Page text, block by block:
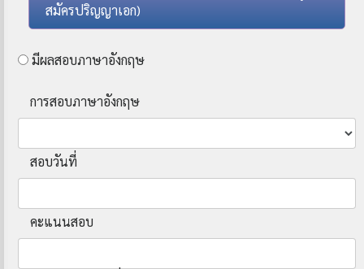
สมัครปริญญาเอก)
มีผลสอบภาษาอังกฤษ
การสอบภาษาอังกฤษ
สอบวันที่
คะแนนสอบ